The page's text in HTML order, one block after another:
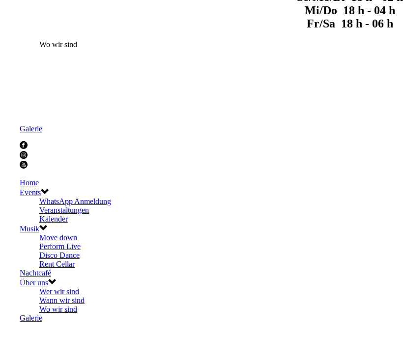
Mi/Do 18 h - 04 h
Fr/Sa 18 h - 06 h
Wo wir sind
Galerie
Home
Events
WhatsApp Anmeldung
Veranstaltungen
Kalender
Musik
Move down
Perform Live
Disco Dance
Rent Cellar
Nachtcafé
Über uns
Wer wir sind
Wann wir sind
Wo wir sind
Galerie